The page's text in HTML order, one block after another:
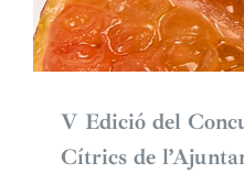
V Edició del
Cítrics de